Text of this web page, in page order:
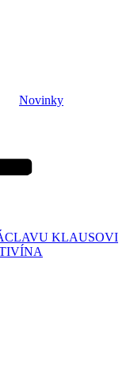
Novinky
KLAUSOVI